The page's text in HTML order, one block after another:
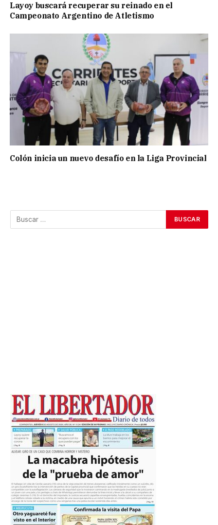
Layoy buscará recuperar su reinado en el
Campeonato Argentino de Atletismo
Colón inicia un nuevo desafío en la Liga Provincial